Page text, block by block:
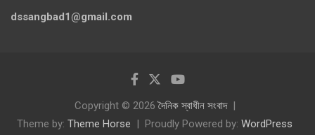
dssangbad1@gmail.com
Copyright © 2026দৈনিক স্বাধীন সংবাদ
Theme by: Theme Horse Proudly Powered by: WordPress